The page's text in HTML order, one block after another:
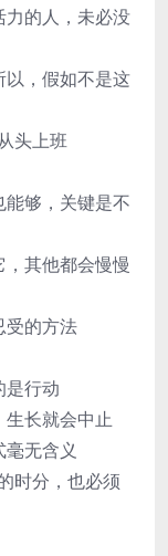
的人，未必没
，假如不是这
头上班
够，关键是不
其他都会慢慢
受的方法
是行动
长就会中止
无含义
时分，也必须